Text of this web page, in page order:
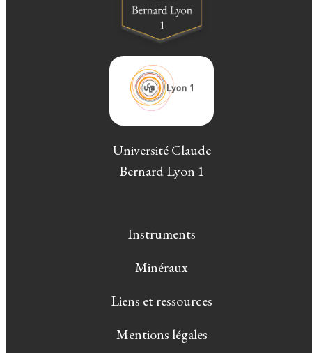
Université Claude
Bernard Lyon 1
Instruments
Minéraux
Liens et ressources
Mentions légales